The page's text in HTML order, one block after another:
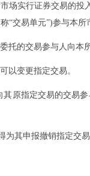
场实行证券交易的
“交易单元”)参与本
托的交易参与人向
以变更指定交易。
原指定交易的交易
为其申报撤销指定交